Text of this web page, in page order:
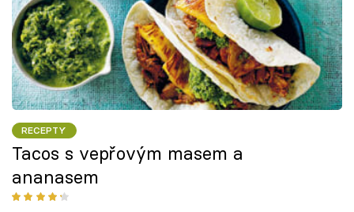
RECEPTY
Tacos s vepřovým masem a
ananasem